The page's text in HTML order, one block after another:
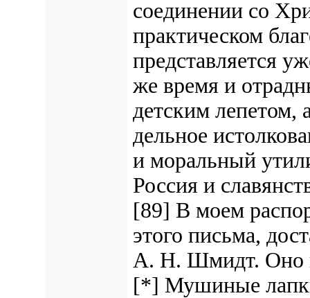
соединении со
практическом
представляется
же время и
детским лепетом,
дельное
и моральный
Россия и
[89] В моем
этого письма,
А. Н. Шмидт. Оно
[*] Мушиные